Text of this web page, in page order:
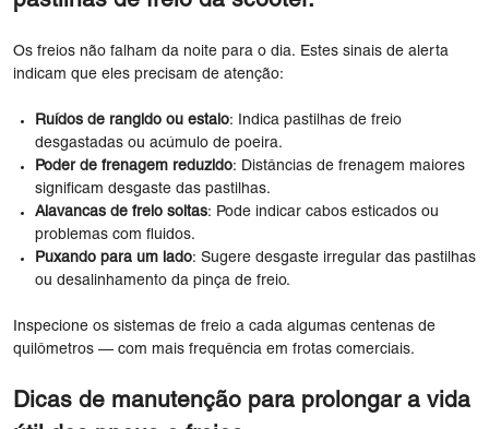
Os freios não falham da noite para o dia. Estes sinais de alerta
indicam que eles precisam de atenção:
Ruídos de rangido ou estalo: Indica pastilhas de freio
desgastadas ou acúmulo de poeira.
Poder de frenagem reduzido: Distâncias de frenagem maiores
significam desgaste das pastilhas.
Alavancas de freio soltas: Pode indicar cabos esticados ou
problemas com fluidos.
Puxando para um lado: Sugere desgaste irregular das pastilhas
ou desalinhamento da pinça de freio.
Inspecione os sistemas de freio a cada algumas centenas de
quilômetros — com mais frequência em frotas comerciais.
Dicas de manutenção para prolongar a vida